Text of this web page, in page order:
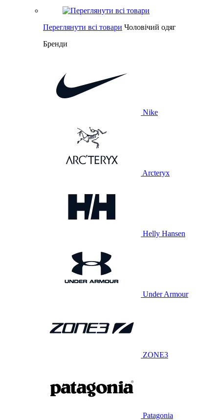
Переглянути всі товари Чоловічий одяг
Бренди
Nike
Arcteryx
Helly Hansen
Under Armour
ZONE3
Patagonia